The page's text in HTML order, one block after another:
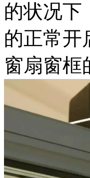
的状况下
的正常开
窗扇窗框